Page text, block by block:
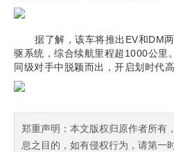
据了解，该车将推出EV和DM
驱系统，综合续航里程超1000公里
同级对手中脱颖而出，开启划时代
郑重声明：本文版权归原作者所有
息之目的，如有侵权行为，请第一